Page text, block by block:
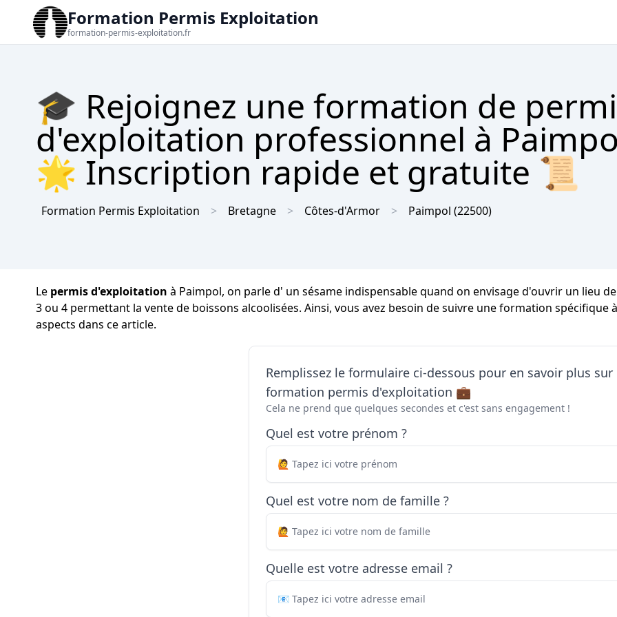
Formation Permis Exploitation
formation-permis-exploitation.fr
🎓 Rejoignez une formation de
d'exploitation professionnel à
🌟 Inscription rapide et gratuite 📜
Formation Permis Exploitation Bretagne Côtes-d'Armor Paimpol (22500)
Le permis d'exploitation à Paimpol, on parle d' un sésame indispensable quand on envisage d'ouvrir un lieu
3 ou 4 permettant la vente de boissons alcoolisées. Ainsi, vous avez besoin de suivre une formation
aspects dans ce article.
Remplissez le formulaire ci-dessous pour en savoir plus sur
formation permis d'exploitation 💼
Cela ne prend que quelques secondes et c'est sans engagement !
Quel est votre prénom ?
Quel est votre nom de famille ?
Quelle est votre adresse email ?